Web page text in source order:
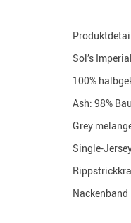
Sol’s
100%
Ash: 98%
Grey
Single-
Nackenband